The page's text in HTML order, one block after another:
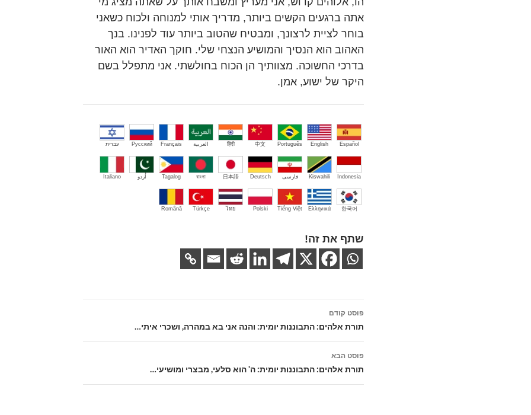
אתה ברגעים הקשים ביותר, מדריך אותי למנוחה ולכוח כשאני
בוחר לציית לרצונך, ומבטיח שהטוב ביותר עוד לפנינו. בנך
האהוב הוא הנסיך והמושיע הנצחי שלי. חוקך האדיר הוא האור
בדרכי החשוכה. מצוותיך הן הכוח בחולשתי. אני מתפלל בשם
היקר של ישוע, אמן.
Español
English
Português
中文
हिंदी العربية Français
Русский עברית
Indonesia
Kiswahili فارسی Deutsch
日本語
বাংলা
Tagalog اُردو Italiano
한국어
Ελληνικά
Tiếng Việt
Polski
ไทย
Türkçe
Română
שתף את זה!
ניווט
בפוסטים
פוסט קודם
תורת אלהים: התבוננות יומית: והנה אני בא במהרה, ושכרי איתי…
פוסט הבא
תורת אלהים: התבוננות יומית: ה' הוא סלעי, מבצרי ומושיעי…